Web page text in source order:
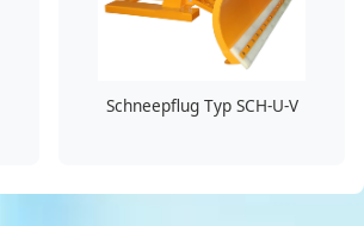
Schneepflug Typ SCH-U-V